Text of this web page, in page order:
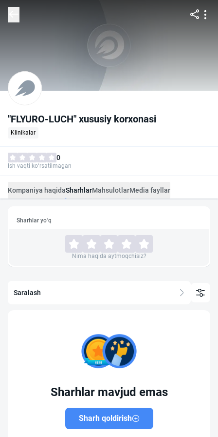
"FLYURO-LUCH" xususiy korxonasi
Klinikalar
0
Ish vaqti ko‘rsatilmagan
Kompaniya haqidaSharhlarMahsulotlarMedia fayllar
Sharhlar yo‘q
Nima haqida aytmoqchisiz?
Saralash
Sharhlar mavjud emas
Sharh qoldirish